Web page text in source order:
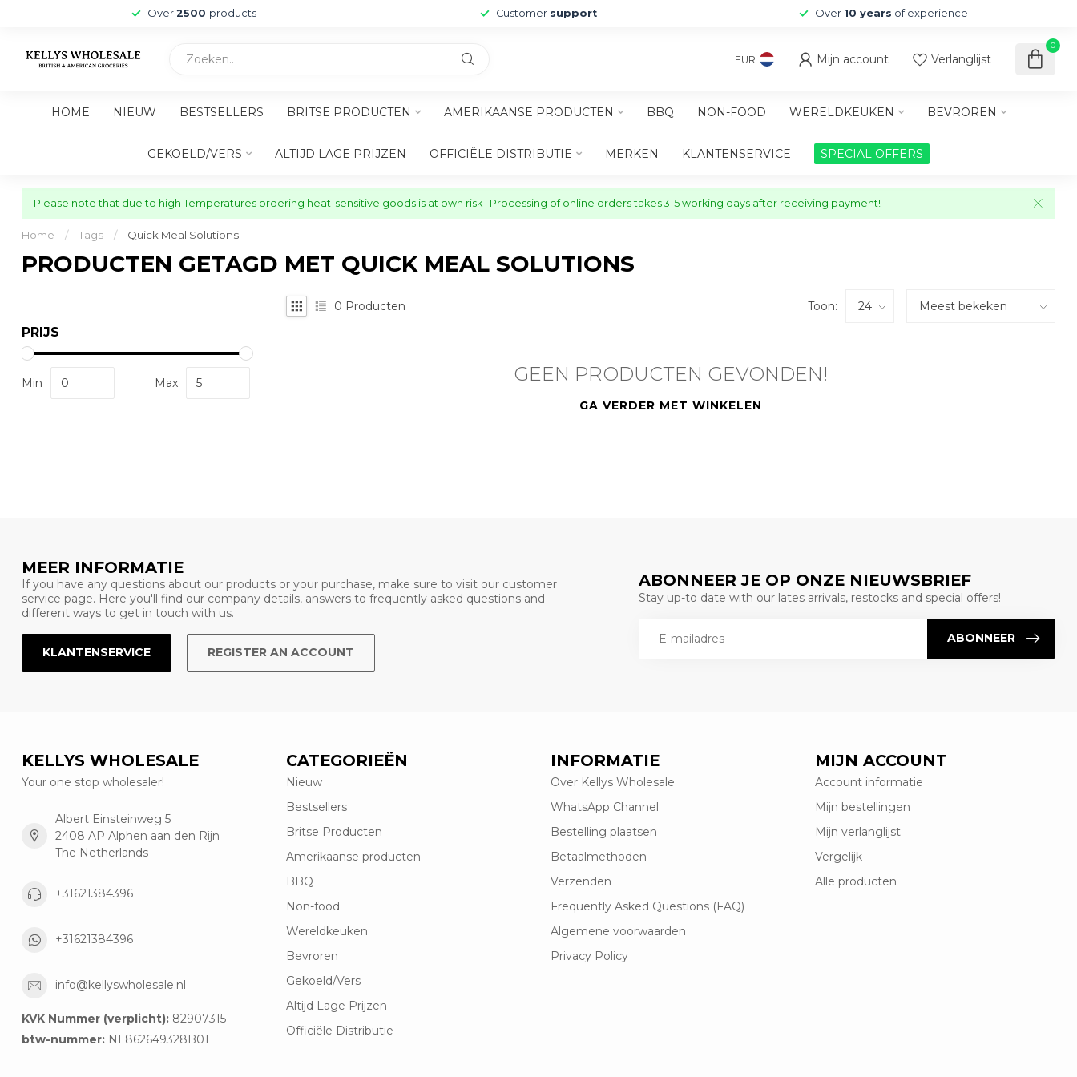
Over 2500 products Customer support Over 10 years of experience
EUR Mijn account Verlanglijst
0
HOME NIEUW BESTSELLERS BRITSE PRODUCTEN AMERIKAANSE PRODUCTEN BBQ NON-FOOD WERELDKEUKEN BEVROREN
GEKOELD/VERS ALTIJD LAGE PRIJZEN OFFICIËLE DISTRIBUTIE MERKEN KLANTENSERVICE SPECIAL OFFERS
Please note that due to high Temperatures ordering heat-sensitive goods is at own risk | Processing of online orders takes 3-5 working days after receiving payment!
Home / Tags / Quick Meal Solutions
PRODUCTEN GETAGD MET QUICK MEAL SOLUTIONS
PRIJS
Min Max
0 Producten Toon:
GEEN PRODUCTEN GEVONDEN!
GA VERDER MET WINKELEN
MEER INFORMATIE
If you have any questions about our products or your purchase, make sure to visit our customer
service page. Here you'll find our company details, answers to frequently asked questions and
different ways to get in touch with us.
KLANTENSERVICE REGISTER AN ACCOUNT
ABONNEER JE OP ONZE NIEUWSBRIEF
Stay up-to date with our lates arrivals, restocks and special offers!
ABONNEER
KELLYS WHOLESALE
Your one stop wholesaler!
Albert Einsteinweg 5
2408 AP Alphen aan den Rijn
The Netherlands
+31621384396
+31621384396
info@kellyswholesale.nl
KVK Nummer (verplicht): 82907315
btw-nummer: NL862649328B01
CATEGORIEËN
Nieuw
Bestsellers
Britse Producten
Amerikaanse producten
BBQ
Non-food
Wereldkeuken
Bevroren
Gekoeld/Vers
Altijd Lage Prijzen
Officiële Distributie
INFORMATIE
Over Kellys Wholesale
WhatsApp Channel
Bestelling plaatsen
Betaalmethoden
Verzenden
Frequently Asked Questions (FAQ)
Algemene voorwaarden
Privacy Policy
MIJN ACCOUNT
Account informatie
Mijn bestellingen
Mijn verlanglijst
Vergelijk
Alle producten